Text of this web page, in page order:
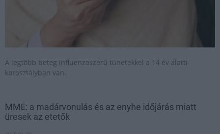
A legtöbb beteg influenzaszerű tünetekkel a 14 év alatti
korosztályban van.
MME: a madárvonulás és az enyhe időjárás miatt
üresek az etetők